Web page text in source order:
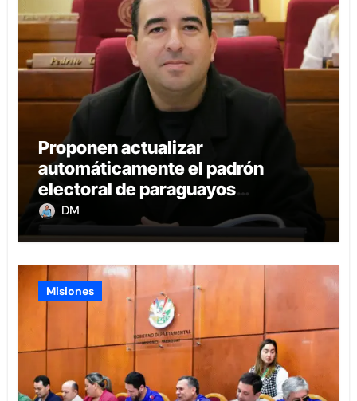
Proponen actualizar
automáticamente el padrón
electoral de paraguayos
radicados en el extranjero
DM
Misiones